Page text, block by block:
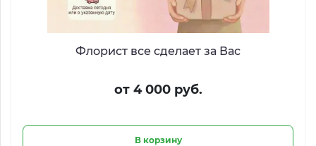
Флорист все сделает за Вас
от 4 000 руб.
В корзину